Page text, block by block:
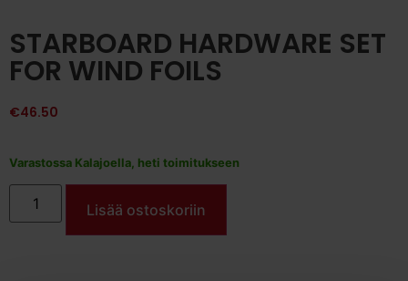
STARBOARD HARDWARE SET
FOR WIND FOILS
€46.50
Varastossa Kalajoella, heti toimitukseen
Lisää ostoskoriin